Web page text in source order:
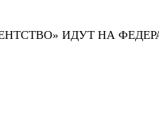
ИДУТ НА